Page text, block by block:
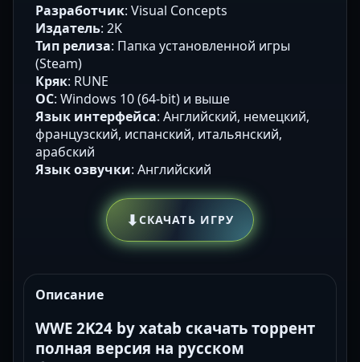
Разработчик: Visual Concepts
Издатель: 2K
Тип релиза: Папка установленной игры
(Steam)
Кряк: RUNE
ОС: Windows 10 (64-bit) и выше
Язык интерфейса: Английский, немецкий,
французский, испанский, итальянский,
арабский
Язык озвучки: Английский
⬇СКАЧАТЬ ИГРУ
Описание
WWE 2K24 by xatab скачать торрент
полная версия на русском